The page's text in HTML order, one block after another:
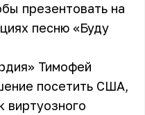
презентовать на
песню «Буду
Тимофей
посетить США,
виртуозного